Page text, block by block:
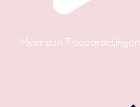
Meer dan 7 beoordelingen